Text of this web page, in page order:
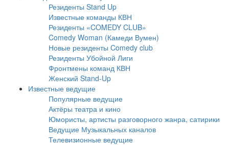
Резиденты Stand Up
Известные команды КВН
Резиденты «COMEDY CLUB»
Comedy Woman (Камеди Вумен)
Новые резиденты Comedy club
Резиденты Убойной Лиги
Фронтмены команд КВН
Женский Stand-Up
Известные ведущие
Популярные ведущие
Актёры театра и кино
Юмористы, артисты разговорного жанра, сатирики
Ведущие Музыкальных каналов
Телевизионные ведущие